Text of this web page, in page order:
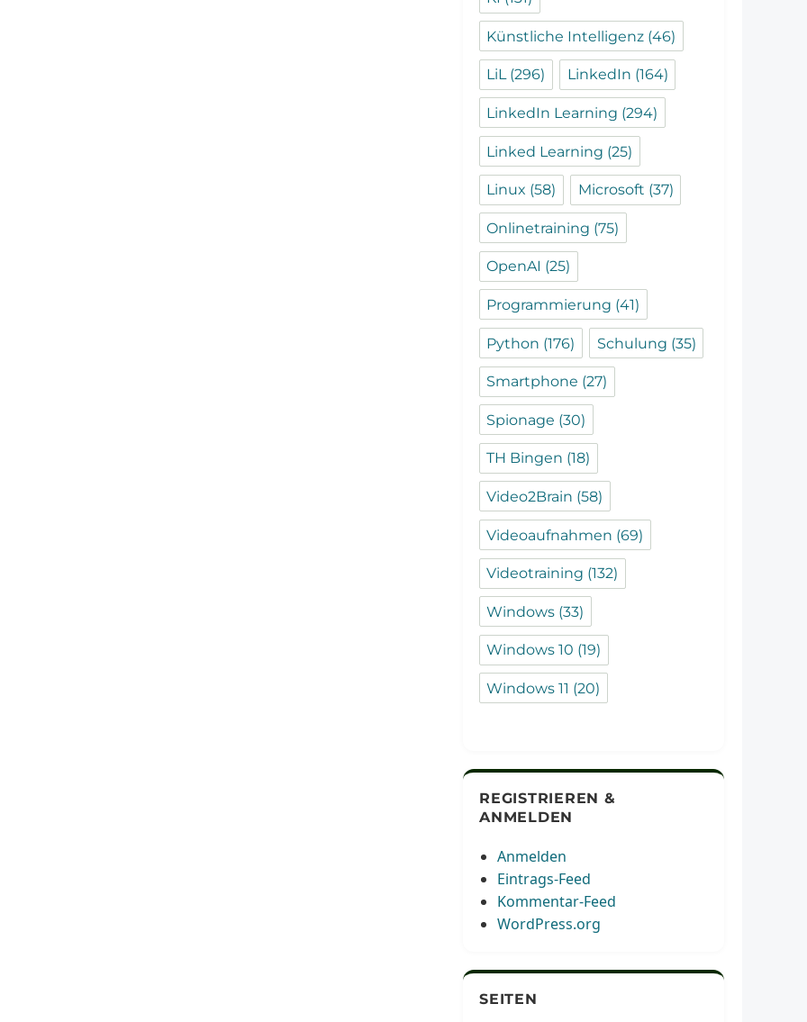
Künstliche Intelligenz (46)
LiL(296) LinkedIn (164)
LinkedIn Learning (294)
Linked Learning (25)
Linux (58) Microsoft (37)
Onlinetraining (75)
OpenAI (25)
Programmierung (41)
Python (176) Schulung (35)
Smartphone (27)
Spionage (30)
TH Bingen (18)
Video2Brain (58)
Videoaufnahmen (69)
Videotraining (132)
Windows (33)
Windows 10 (19)
Windows 11 (20)
REGISTRIEREN &
ANMELDEN
Anmelden
Eintrags-Feed
Kommentar-Feed
WordPress.org
SEITEN